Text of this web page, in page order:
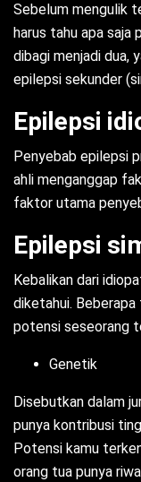
Sebelum mengulik
harus tahu apa saja
dibagi menjadi dua,
epilepsi sekunder
Epilepsi
Penyebab epilepsi
ahli menganggap
faktor utama
Epilepsi
Kebalikan dari
diketahui.
potensi seseorang
Genetik
Disebutkan dalam
punya kontribusi
Potensi kamu
orang tua punya